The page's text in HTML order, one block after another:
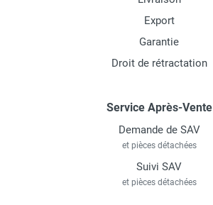
Export
Garantie
Droit de rétractation
Service Après-Vente
Demande de SAV
et pièces détachées
Suivi SAV
et pièces détachées